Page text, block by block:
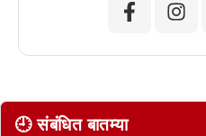
🕘 संबंधित बातम्या